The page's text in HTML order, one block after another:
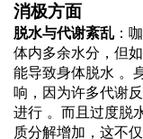
消极方面
脱水与代谢紊乱 ：
体内多余水分，但
能导致身体脱水 。
响，因为许多代谢
进行 。而且过度脱
质分解增加，这不